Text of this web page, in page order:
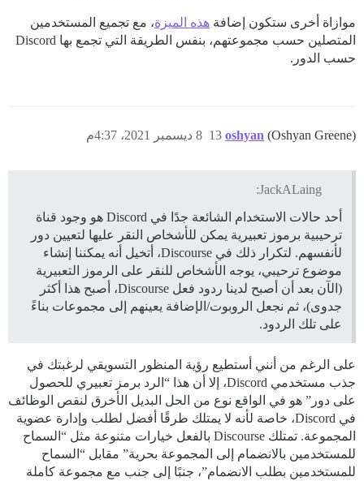
موازاة أخرى ستكون إضافة هذه الميزة، مع تجميع المستخدمين
المتصلين حسب مجموعتهم، بنفس الطريقة التي تجمع بها Discord
حسب الدور.
oshyan (Oshyan Greene) 8 ديسمبر 2021، 4:37م 13
JackALaing:
أحد حالات الاستخدام الشائعة جدًا في Discord هو وجود قناة
ترحيبية برموز تعبيرية يمكن للأشخاص النقر عليها لتعيين دور
لأنفسهم. لتكرار ذلك في Discourse، أتخيل أنه يمكننا إنشاء
موضوع ترحيبي، يوجه الأشخاص للنقر على الرموز التعبيرية
(الآن بعد أن أصبح لدينا ردود فعل Discourse، أصبح هذا أكثر
جدوى)، ثم نجعل الروبوت/الإضافة يعينهم إلى مجموعات بناءً
على تلك الردود.
على الرغم من أنني أستطيع رؤية المنظور التسويقي لرغبتك في
جذب مستخدمي Discord، إلا أن هذا “الرد برمز تعبيري للحصول
على دور” هو في الواقع نوع من الحل البديل الأخرق لنقص الوظائف
في Discord، خاصة لأنه لا يمتلك طرقًا أفضل لطلب وإدارة عضوية
المجموعة. تمتلك Discourse بالفعل خيارات متنوعة مثل “السماح
للمستخدمين بالانضمام إلى المجموعة بحرية” مقابل “السماح
للمستخدمين بطلب الانضمام”، جنبًا إلى جنب مع مجموعة كاملة